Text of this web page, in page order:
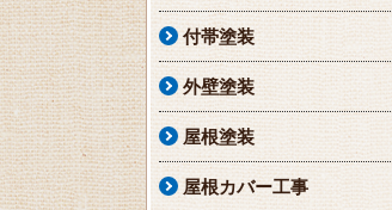
付帯塗装
外壁塗装
屋根塗装
屋根カバー工事